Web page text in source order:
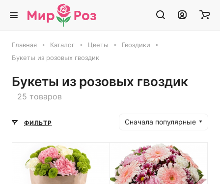
Главная Каталог Цветы
Гвоздики
Букеты из розовых гвоздик
Букеты из розовых гвоздик
25 товаров
ФИЛЬТР Сначала популярные